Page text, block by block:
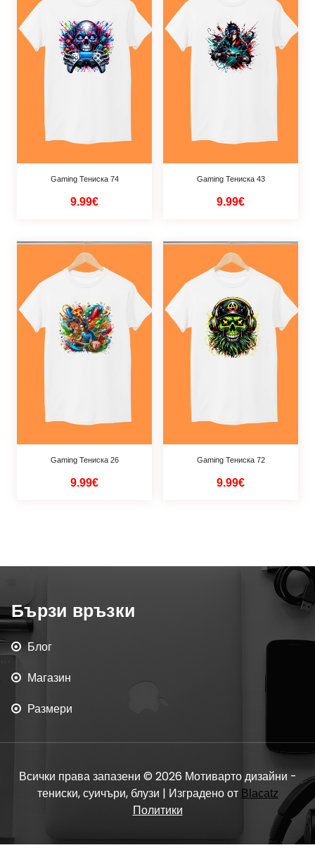
Gaming Тениска 74
9.99€
Gaming Тениска 43
9.99€
Gaming Тениска 26
9.99€
Gaming Тениска 72
9.99€
Бързи връзки
Блог
Магазин
Размери
Всички права запазени © 2026 Мотиварто дизайни -
тениски, суичъри, блузи | Изградено от Blacatz
Политики